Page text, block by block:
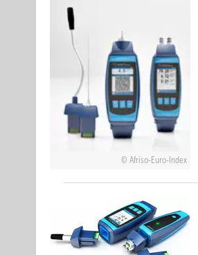
Afriso-Euro-Index